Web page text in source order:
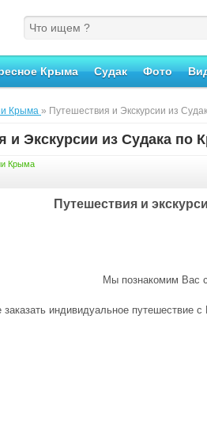
Крыма Судак Фото
Крыма » Путешествия и Экскурсии из
и Экскурсии из Судака по
Крыма
Путешествия и
Мы познакомим Вас
индивидуальное путешествие